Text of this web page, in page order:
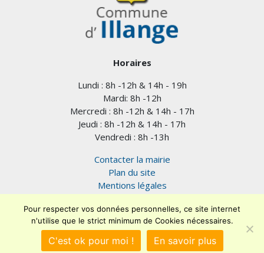
Horaires
Lundi : 8h -12h & 14h - 19h
Mardi: 8h -12h
Mercredi : 8h -12h & 14h - 17h
Jeudi : 8h -12h & 14h - 17h
Vendredi : 8h -13h
Contacter la mairie
Plan du site
Mentions légales
Accessibilité (en cours)
Encore un site Commu'net !
Pour respecter vos données personnelles, ce site internet
n'utilise que le strict minimum de Cookies nécessaires.
C'est ok pour moi ! En savoir plus